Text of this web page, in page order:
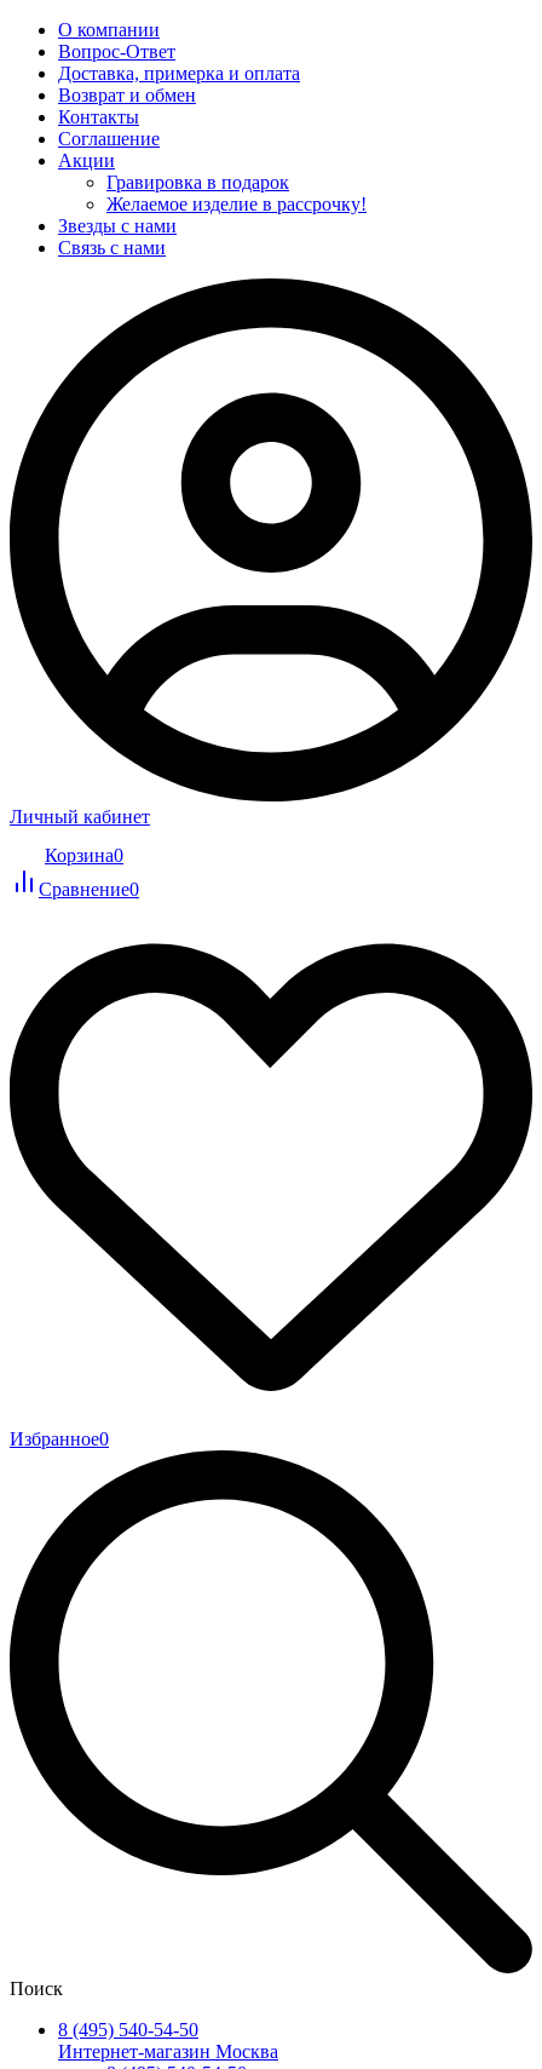
О компании
Вопрос-Ответ
Доставка, примерка и оплата
Возврат и обмен
Контакты
Соглашение
Акции
Гравировка в подарок
Желаемое изделие в рассрочку!
Звезды с нами
Связь с нами
Личный кабинет
Корзина0
Сравнение0
Избранное0
Поиск
8 (495) 540-54-50
Интернет-магазин Москва